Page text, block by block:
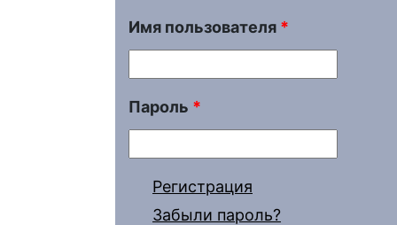
Имя пользователя *
Пароль *
Регистрация
Забыли пароль?